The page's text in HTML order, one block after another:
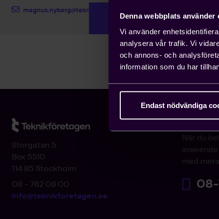
Denna webbplats använder
Vi använder
analysera vår trafik. Vi
och annons- och
information som du har
Endast nödvändiga
magnus.nyberg@teknikforetagen.se
Storgatan 5
Box 5510
114 85 Stockholm
08 - 782 08 00
info@teknikforetagen.se
När du
med